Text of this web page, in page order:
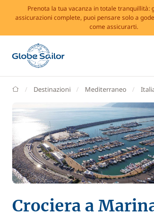
Prenota la tua vacanza in totale tranquillità:
assicurazioni complete, puoi pensare solo a
come assicurarti.
GlobeSailor
Destinazioni Mediterraneo
Crociera a